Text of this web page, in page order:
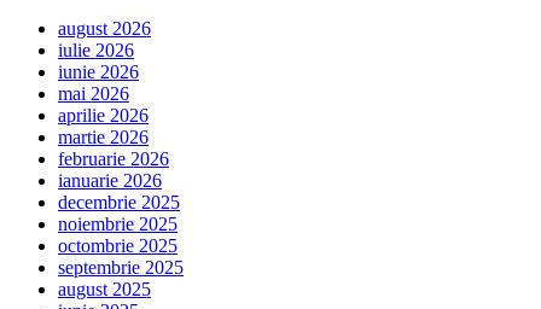
august 2026
iulie 2026
iunie 2026
mai 2026
aprilie 2026
martie 2026
februarie 2026
ianuarie 2026
decembrie 2025
noiembrie 2025
octombrie 2025
septembrie 2025
august 2025